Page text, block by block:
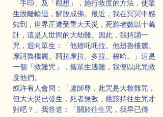
「手印」及「觀想」，施行救度的方法，使眾
生脫離輪迴，解脫成佛。最近，我在冥冥中感
知到，世界正遭受重大天災，死難者數以十萬
計，這是人世間的大劫難。因此，我持誦一
咒，迴向眾生：「他翅吒吒拉。他翅魯樓麗。
摩訶魯樓麗。阿拉摩拉。多拉。梭哈。」這是
一個「救難咒」，當眾生遇難，我便以此咒救
度他們。
或許有人會問：「盧師尊，此咒是大救難咒，
但大天災已發生，死者無數，應該持往生咒才
對吧？」我答道：「關於往生咒，我早已傳